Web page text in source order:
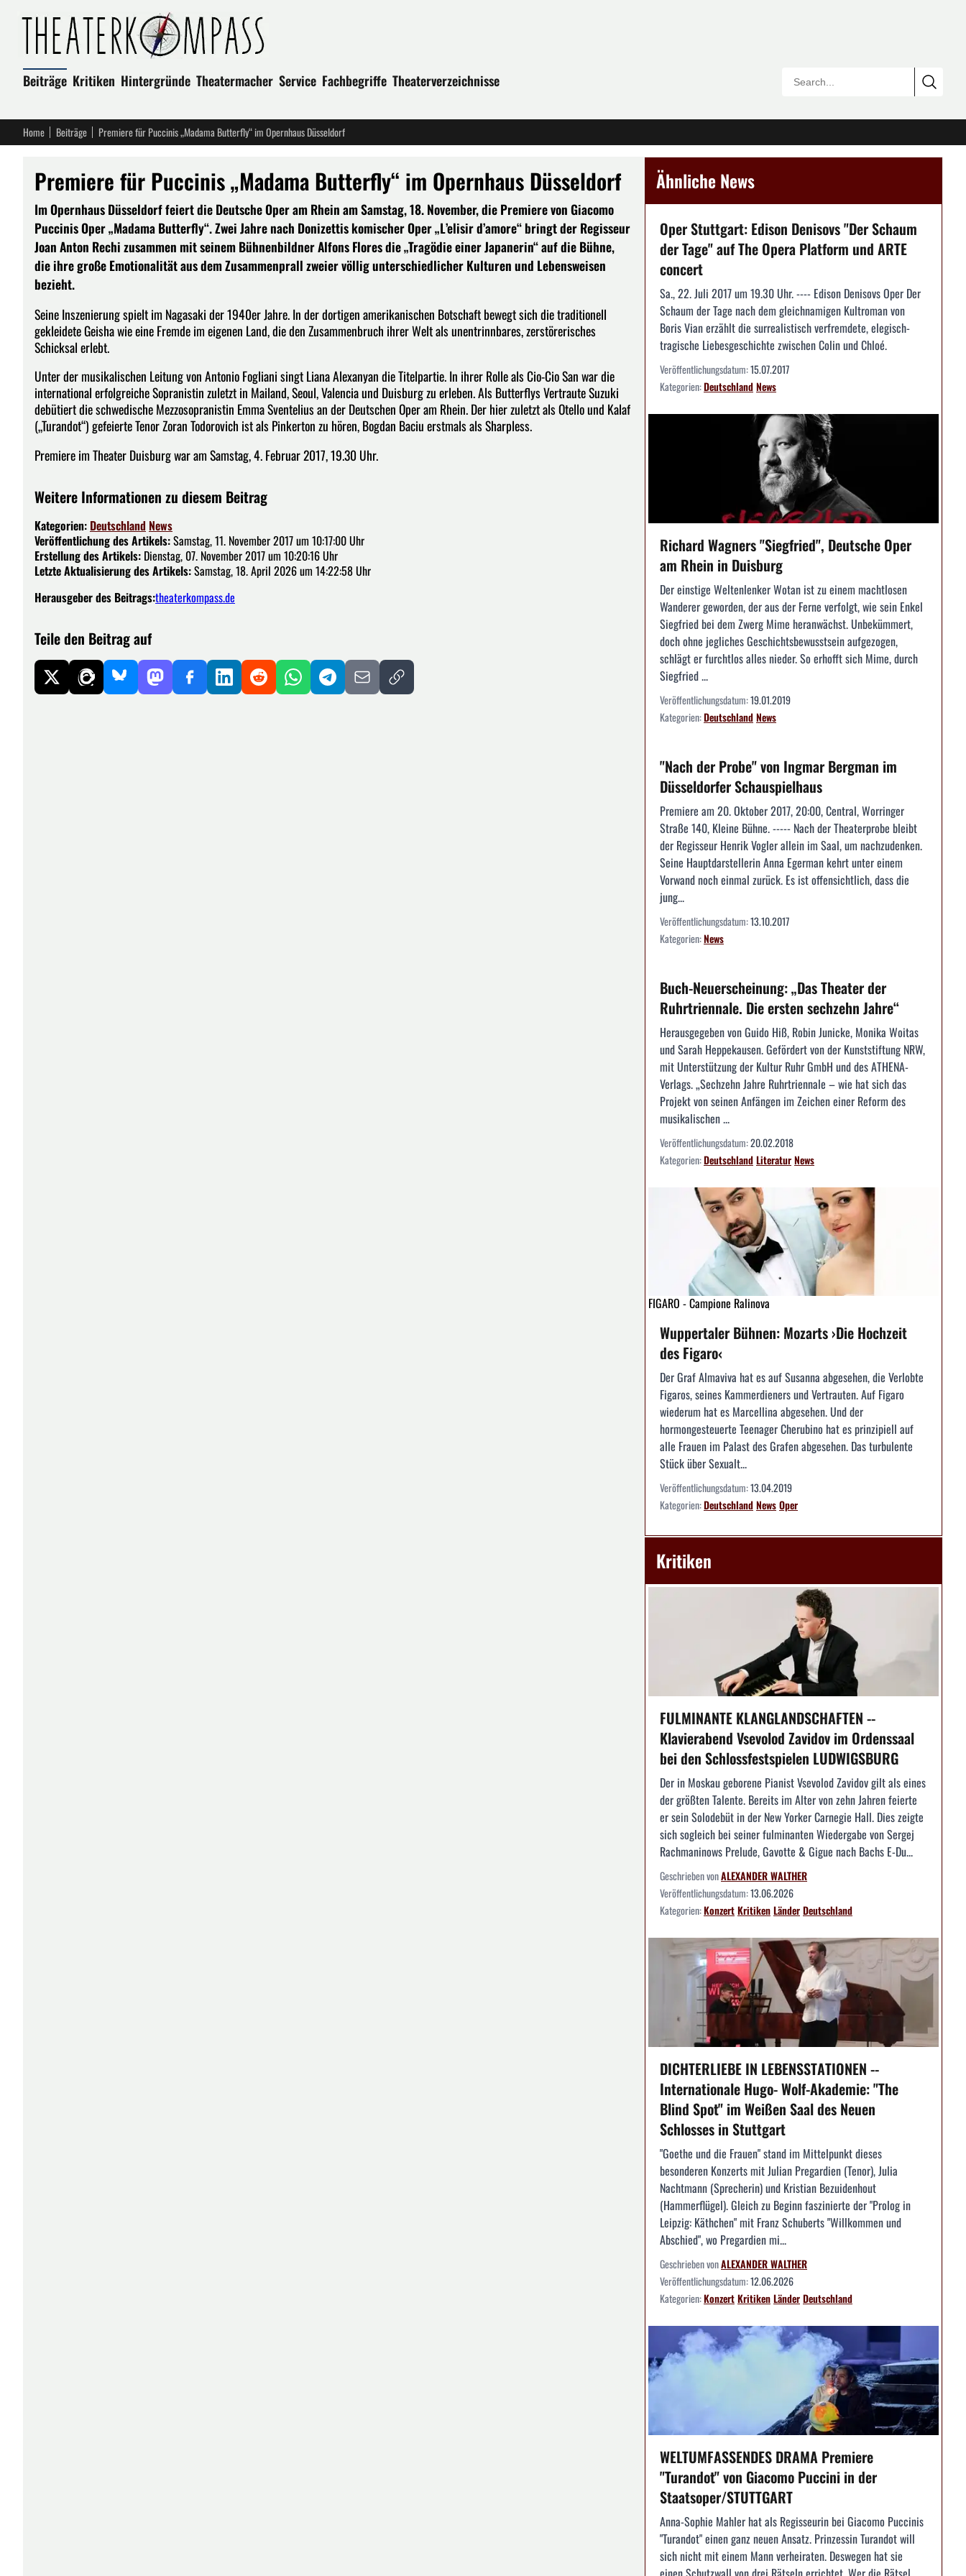
Beiträge Kritiken Hintergründe Theatermacher Service Fachbegriffe Theaterverzeichnisse
Home Beiträge Premiere für Puccinis „Madama Butterfly“ im Opernhaus Düsseldorf
Premiere für Puccinis „Madama Butterfly“ im Opernhaus Düsseldorf
Im Opernhaus Düsseldorf feiert die Deutsche Oper am Rhein am Samstag, 18. November, die Premiere von Giacomo
Puccinis Oper „Madama Butterfly“. Zwei Jahre nach Donizettis komischer Oper „L’elisir d’amore“ bringt der Regisseur
Joan Anton Rechi zusammen mit seinem Bühnenbildner Alfons Flores die „Tragödie einer Japanerin“ auf die Bühne,
die ihre große Emotionalität aus dem Zusammen­prall zweier völlig unterschiedlicher Kulturen und Lebens­wei­sen
bezieht.
Seine Inszenierung spielt im Nagasaki der 1940er Jahre. In der dortigen amerikanischen Botschaft bewegt sich die traditionell
gekleidete Geisha wie eine Fremde im eigenen Land, die den Zusammenbruch ihrer Welt als unentrinnbares, zerstörerisches
Schicksal erlebt.
Unter der musikalischen Leitung von Antonio Fogliani singt Liana Alexanyan die Titelpartie. In ihrer Rolle als Cio-Cio San war die
international erfolgreiche Sopranistin zuletzt in Mailand, Seoul, Valencia und Duisburg zu erleben. Als Butterflys Vertraute Suzuki
debütiert die schwedische Mezzosopranistin Emma Sventelius an der Deutschen Oper am Rhein. Der hier zuletzt als Otello und Kalaf
(„Turandot“) gefeierte Tenor Zoran Todorovich ist als Pinkerton zu hören, Bogdan Baciu erstmals als Sharpless.
Premiere im Theater Duisburg war am Samstag, 4. Februar 2017, 19.30 Uhr.
Weitere Informationen zu diesem Beitrag
Kategorien: Deutschland News
Veröffentlichung des Artikels:Samstag, 11. November 2017 um 10:17:00 Uhr
Erstellung des Artikels: Dienstag, 07. November 2017 um 10:20:16 Uhr
Letzte Aktualisierung des Artikels:Samstag, 18. April 2026 um 14:22:58 Uhr
Herausgeber des Beitrags:theaterkompass.de
Teile den Beitrag auf
Ähnliche News
Oper Stuttgart: Edison Denisovs "Der Schaum
der Tage" auf The Opera Platform und ARTE
concert
Sa., 22. Juli 2017 um 19.30 Uhr. ---- Edison Denisovs Oper Der
Schaum der Tage nach dem gleichnamigen Kultroman von
Boris Vian erzählt die surrealistisch verfremdete, elegisch-
tragische Liebesgeschichte zwischen Colin und Chloé.
Veröffentlichungsdatum:15.07.2017
Kategorien:DeutschlandNews
Richard Wagners "Siegfried", Deutsche Oper
am Rhein in Duisburg
Der einstige Weltenlenker Wotan ist zu einem machtlosen
Wanderer geworden, der aus der Ferne verfolgt, wie sein Enkel
Siegfried bei dem Zwerg Mime heranwächst. Unbekümmert,
doch ohne jegliches Geschichtsbewusstsein aufgezogen,
schlägt er furchtlos alles nieder. So erhofft sich Mime, durch
Siegfried ...
Veröffentlichungsdatum:19.01.2019
Kategorien:DeutschlandNews
"Nach der Probe" von Ingmar Bergman im
Düsseldorfer Schauspielhaus
Premiere am 20. Oktober 2017, 20:00, Central, Worringer
Straße 140, Kleine Bühne. ----- Nach der Theaterprobe bleibt
der Regisseur Henrik Vogler allein im Saal, um nachzudenken.
Seine Hauptdarstellerin Anna Egerman kehrt unter einem
Vorwand noch einmal zurück. Es ist offensichtlich, dass die
jung...
Veröffentlichungsdatum:13.10.2017
Kategorien:News
Buch-Neuerscheinung: „Das Theater der
Ruhrtriennale. Die ersten sechzehn Jahre“
Herausgegeben von Guido Hiß, Robin Junicke, Monika Woitas
und Sarah Heppekausen. Gefördert von der Kunststiftung NRW,
mit Unterstützung der Kultur Ruhr GmbH und des ATHENA-
Verlags. „Sechzehn Jahre Ruhrtriennale – wie hat sich das
Projekt von seinen Anfängen im Zeichen einer Reform des
musikalischen ...
Veröffentlichungsdatum:20.02.2018
Kategorien:DeutschlandLiteraturNews
FIGARO - Campione Ralinova
Wuppertaler Bühnen: Mozarts ›Die Hochzeit
des Figaro‹
Der Graf Almaviva hat es auf Susanna abgesehen, die Verlobte
Figaros, seines Kammerdieners und Vertrauten. Auf Figaro
wiederum hat es Marcellina abgesehen. Und der
hormongesteuerte Teenager Cherubino hat es prinzipiell auf
alle Frauen im Palast des Grafen abgesehen. Das turbulente
Stück über Sexualt...
Veröffentlichungsdatum:13.04.2019
Kategorien:DeutschlandNewsOper
Kritiken
FULMINANTE KLANGLANDSCHAFTEN --
Klavierabend Vsevolod Zavidov im Ordenssaal
bei den Schlossfestspielen LUDWIGSBURG
Der in Moskau geborene Pianist Vsevolod Zavidov gilt als eines
der größten Talente. Bereits im Alter von zehn Jahren feierte
er sein Solodebüt in der New Yorker Carnegie Hall. Dies zeigte
sich sogleich bei seiner fulminanten Wiedergabe von Sergej
Rachmaninows Prelude, Gavotte & Gigue nach Bachs E-Du...
Geschrieben vonALEXANDER WALTHER
Veröffentlichungsdatum:13.06.2026
Kategorien:KonzertKritikenLänderDeutschland
DICHTERLIEBE IN LEBENSSTATIONEN --
Internationale Hugo- Wolf-Akademie: "The
Blind Spot" im Weißen Saal des Neuen
Schlosses in Stuttgart
"Goethe und die Frauen" stand im Mittelpunkt dieses
besonderen Konzerts mit Julian Pregardien (Tenor), Julia
Nachtmann (Sprecherin) und Kristian Bezuidenhout
(Hammerflügel). Gleich zu Beginn faszinierte der "Prolog in
Leipzig: Käthchen" mit Franz Schuberts "Willkommen und
Abschied", wo Pregardien mi...
Geschrieben vonALEXANDER WALTHER
Veröffentlichungsdatum:12.06.2026
Kategorien:KonzertKritikenLänderDeutschland
WELTUMFASSENDES DRAMA Premiere
"Turandot" von Giacomo Puccini in der
Staatsoper/STUTTGART
Anna-Sophie Mahler hat als Regisseurin bei Giacomo Puccinis
"Turandot" einen ganz neuen Ansatz. Prinzessin Turandot will
sich nicht mit einem Mann verheiraten. Deswegen hat sie